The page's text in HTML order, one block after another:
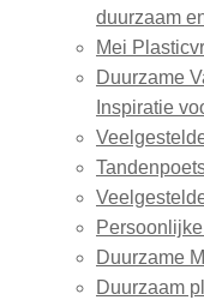
duurzaam
Mei
Duurzame
Inspiratie
Duurzame
Duurzaam